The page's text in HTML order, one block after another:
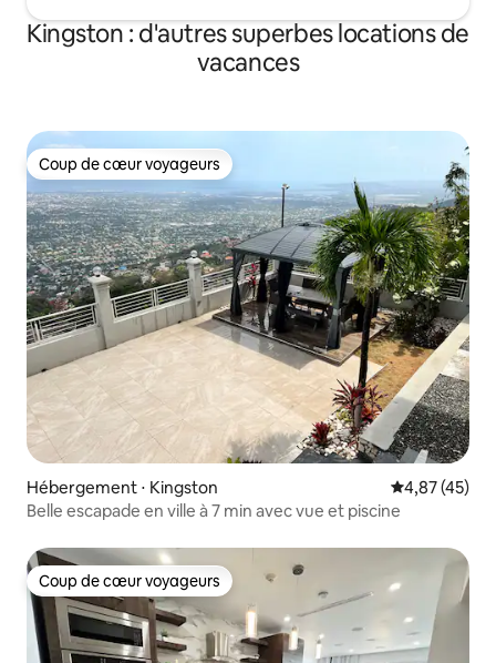
Kingston : d'autres superbes locations de
vacances
Coup de cœur voyageurs
Coup de cœur voyageurs
Hébergement ⋅ Kingston Évaluation
4,87 (45)
Belle escapade en ville à 7 min avec vue et piscine
Coup de cœur voyageurs
Coup de cœur voyageurs